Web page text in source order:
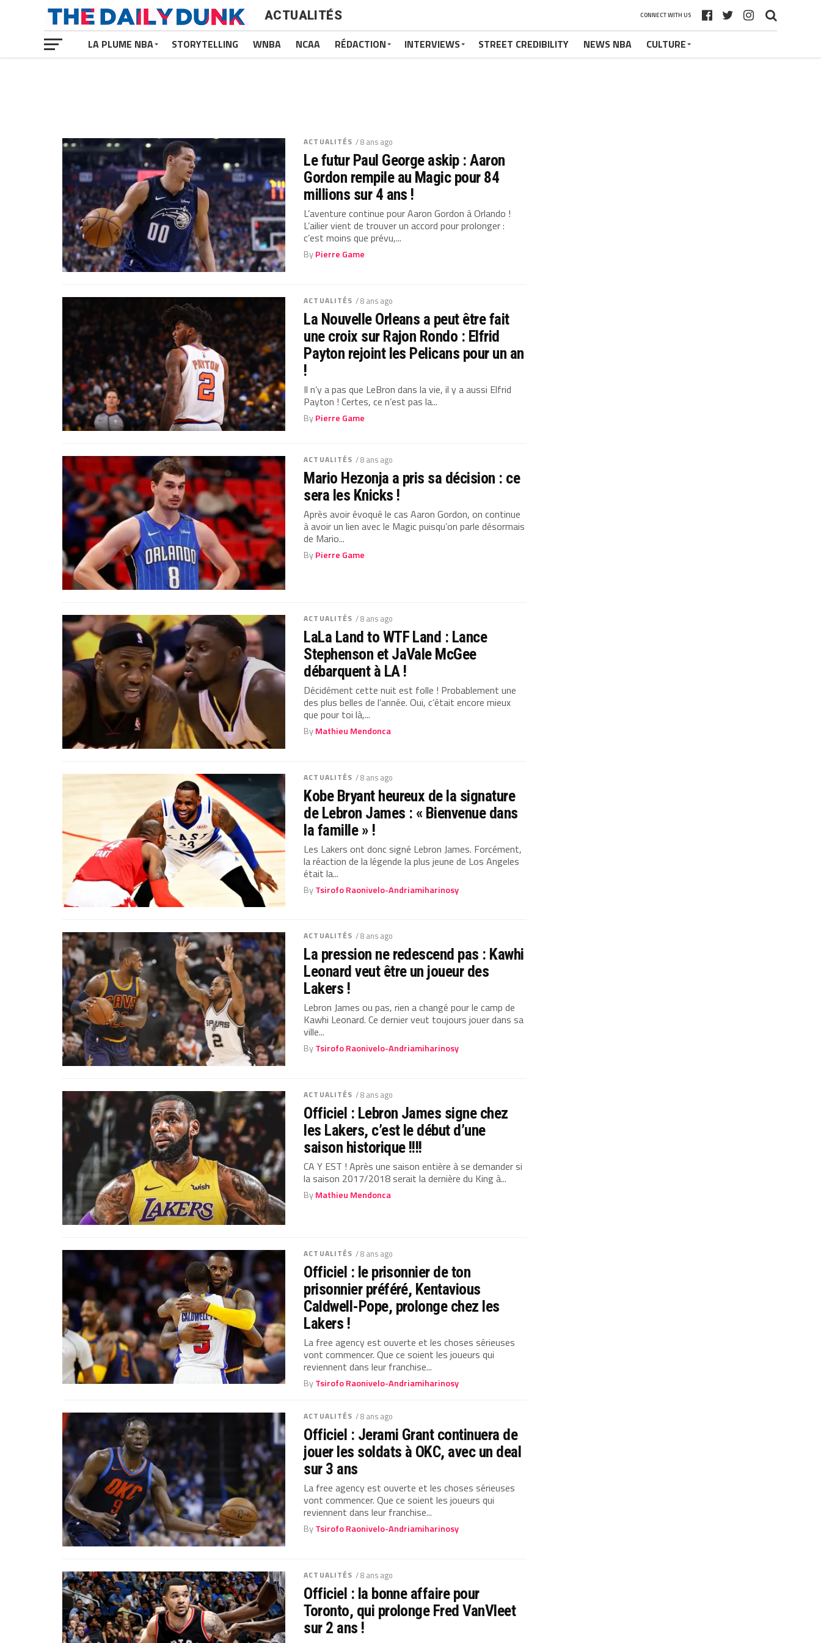
ACTUALITÉS CONNECT WITH US
LA PLUME NBA STORYTELLING WNBA NCAA RÉDACTION INTERVIEWS STREET CREDIBILITY NEWS NBA CULTURE
ACTUALITÉS / 8 ans ago
Le futur Paul George askip : Aaron
Gordon rempile au Magic pour 84
millions sur 4 ans !
L’aventure continue pour Aaron Gordon à Orlando !
L’ailier vient de trouver un accord pour prolonger :
c’est moins que prévu,...
ByPierre Game
ACTUALITÉS / 8 ans ago
La Nouvelle Orleans a peut être fait
une croix sur Rajon Rondo : Elfrid
Payton rejoint les Pelicans pour un an
!
Il n’y a pas que LeBron dans la vie, il y a aussi Elfrid
Payton ! Certes, ce n’est pas la...
ByPierre Game
ACTUALITÉS / 8 ans ago
Mario Hezonja a pris sa décision : ce
sera les Knicks !
Après avoir évoqué le cas Aaron Gordon, on continue
à avoir un lien avec le Magic puisqu’on parle désormais
de Mario...
ByPierre Game
ACTUALITÉS / 8 ans ago
LaLa Land to WTF Land : Lance
Stephenson et JaVale McGee
débarquent à LA !
Décidément cette nuit est folle ! Probablement une
des plus belles de l’année. Oui, c’était encore mieux
que pour toi là,...
ByMathieu Mendonca
ACTUALITÉS / 8 ans ago
Kobe Bryant heureux de la signature
de Lebron James : « Bienvenue dans
la famille » !
Les Lakers ont donc signé Lebron James. Forcément,
la réaction de la légende la plus jeune de Los Angeles
était la...
ByTsirofo Raonivelo-Andriamiharinosy
ACTUALITÉS / 8 ans ago
La pression ne redescend pas : Kawhi
Leonard veut être un joueur des
Lakers !
Lebron James ou pas, rien a changé pour le camp de
Kawhi Leonard. Ce dernier veut toujours jouer dans sa
ville...
ByTsirofo Raonivelo-Andriamiharinosy
ACTUALITÉS / 8 ans ago
Officiel : Lebron James signe chez
les Lakers, c’est le début d’une
saison historique !!!!
CA Y EST ! Après une saison entière à se demander si
la saison 2017/2018 serait la dernière du King à...
ByMathieu Mendonca
ACTUALITÉS / 8 ans ago
Officiel : le prisonnier de ton
prisonnier préféré, Kentavious
Caldwell-Pope, prolonge chez les
Lakers !
La free agency est ouverte et les choses sérieuses
vont commencer. Que ce soient les joueurs qui
reviennent dans leur franchise...
ByTsirofo Raonivelo-Andriamiharinosy
ACTUALITÉS / 8 ans ago
Officiel : Jerami Grant continuera de
jouer les soldats à OKC, avec un deal
sur 3 ans
La free agency est ouverte et les choses sérieuses
vont commencer. Que ce soient les joueurs qui
reviennent dans leur franchise...
ByTsirofo Raonivelo-Andriamiharinosy
ACTUALITÉS / 8 ans ago
Officiel : la bonne affaire pour
Toronto, qui prolonge Fred VanVleet
sur 2 ans !